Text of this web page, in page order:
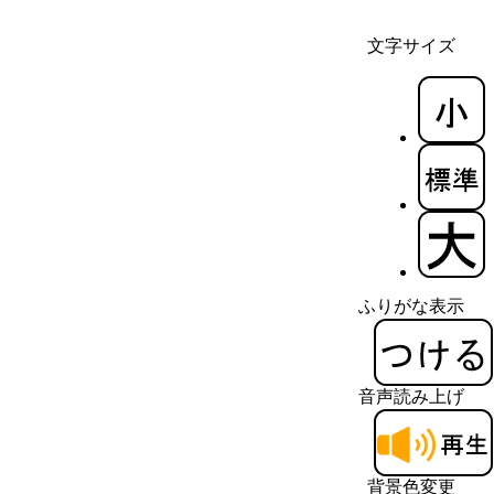
文字サイズ
ふりがな表示
音声読み上げ
背景色変更